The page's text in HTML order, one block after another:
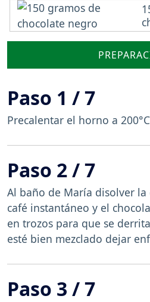
Paso 1 / 7
Precalentar el horno a
Paso 2 / 7
Al baño de María disolver la
café instantáneo y el
en trozos para que se
esté bien mezclado dejar
Paso 3 / 7